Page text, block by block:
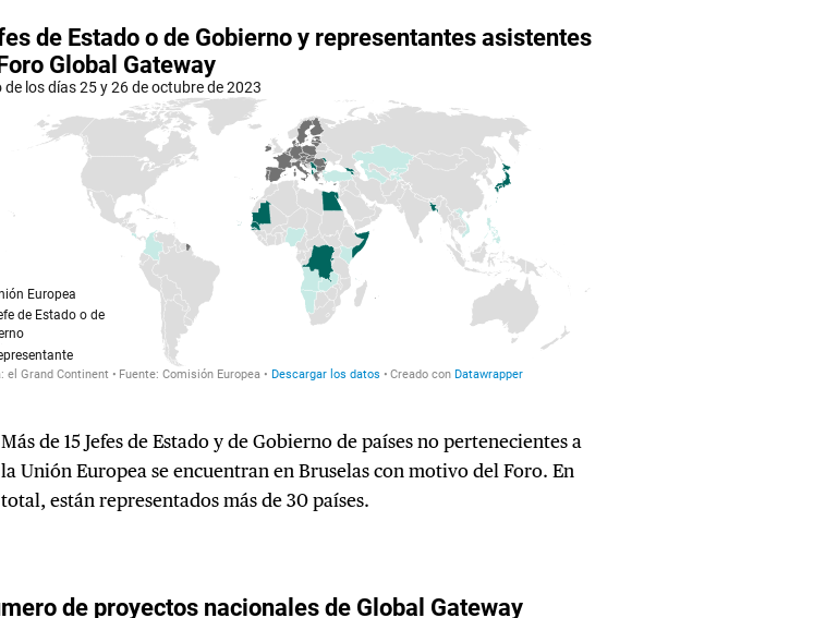
Más de 15 Jefes de Estado y de Gobierno de países no pertenecientes a
la Unión Europea se encuentran en Bruselas con motivo del Foro. En
total, están representados más de 30 países.